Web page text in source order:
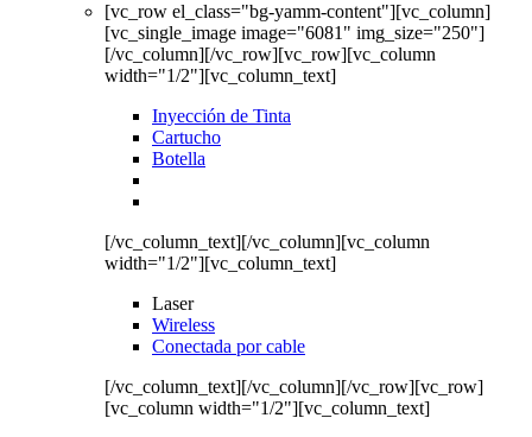
[vc_row el_class="bg-yamm-content"][vc_column]
[vc_single_image image="6081" img_size="250"]
[/vc_column][/vc_row][vc_row][vc_column
width="1/2"][vc_column_text]
Inyección de Tinta
Cartucho
Botella
[/vc_column_text][/vc_column][vc_column
width="1/2"][vc_column_text]
Laser
Wireless
Conectada por cable
[/vc_column_text][/vc_column][/vc_row][vc_row]
[vc_column width="1/2"][vc_column_text]